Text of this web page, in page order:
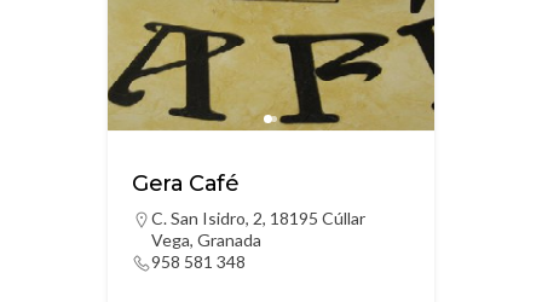
Gera Café
C. San Isidro, 2, 18195 Cúllar
Vega, Granada
958 581 348